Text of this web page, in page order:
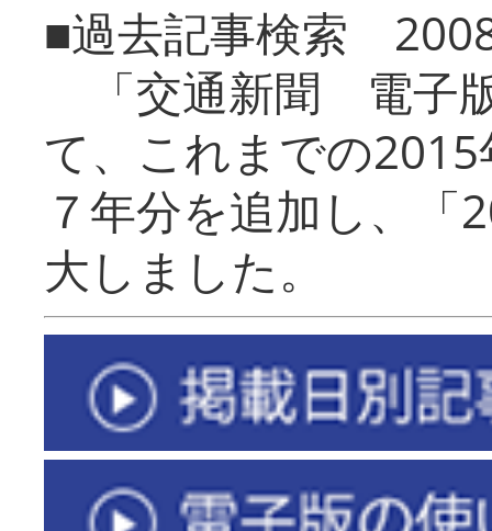
■過去記事検索
「交通新聞 電子
て、これまでの
７年分を追加し、「
大しまし